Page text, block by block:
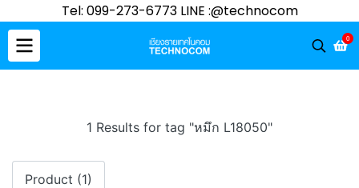
Tel: 099-273-6773 LINE :@technocom
0
1 Results for tag "หมึก L18050"
Product (1)